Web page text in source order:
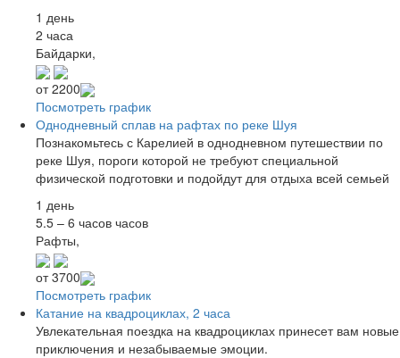
1 день
2 часа
Байдарки,
от2200
Посмотреть график
Однодневный сплав на рафтах по реке Шуя
Познакомьтесь с Карелией в однодневном путешествии по
реке Шуя, пороги которой не требуют специальной
физической подготовки и подойдут для отдыха всей семьей
1 день
5.5 – 6 часов часов
Рафты,
от3700
Посмотреть график
Катание на квадроциклах, 2 часа
Увлекательная поездка на квадроциклах принесет вам новые
приключения и незабываемые эмоции.